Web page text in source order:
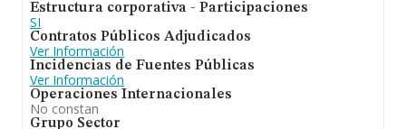
Estructura corporativa - Participaciones
SI
Contratos Públicos Adjudicados
Ver Información
Incidencias de Fuentes Públicas
Ver Información
Operaciones Internacionales
No constan
Grupo Sector